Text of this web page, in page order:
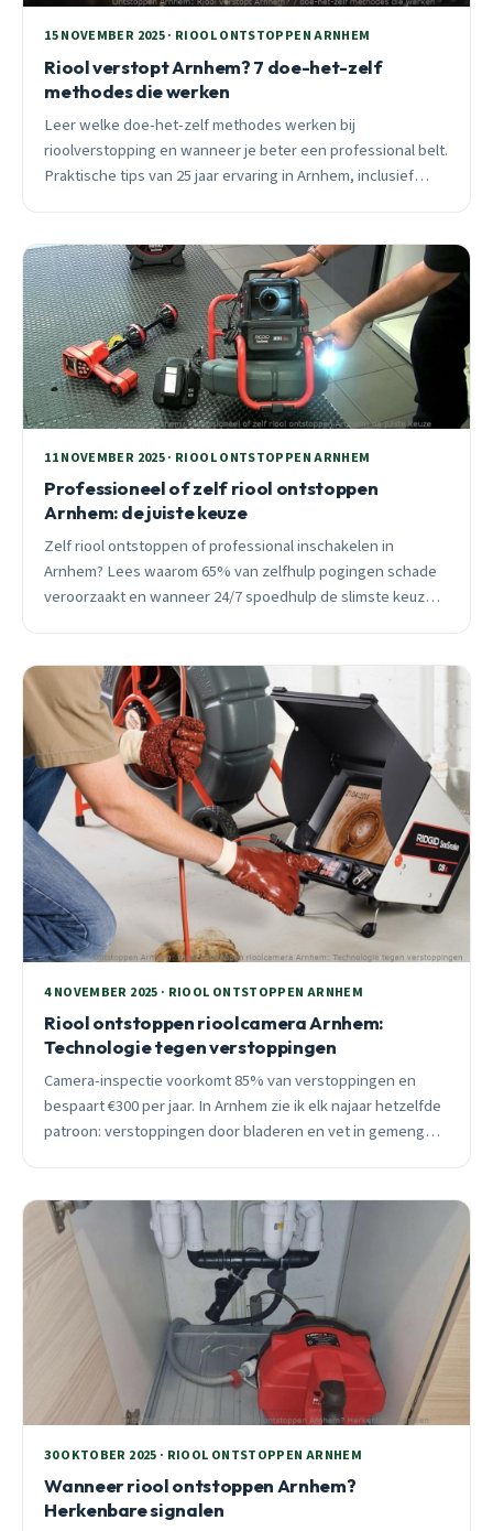
15 NOVEMBER 2025 · RIOOL ONTSTOPPEN ARNHEM
Riool verstopt Arnhem? 7 doe-het-zelf
methodes die werken
Leer welke doe-het-zelf methodes werken bij
rioolverstopping en wanneer je beter een professional belt.
Praktische tips van 25 jaar ervaring in Arnhem, inclusief
11 NOVEMBER 2025 · RIOOL ONTSTOPPEN ARNHEM
Professioneel of zelf riool ontstoppen
Arnhem: de juiste keuze
Zelf riool ontstoppen of professional inschakelen in
Arnhem? Lees waarom 65% van zelfhulp pogingen schade
veroorzaakt en wanneer 24/7 spoedhulp de slimste keuze
4 NOVEMBER 2025 · RIOOL ONTSTOPPEN ARNHEM
Riool ontstoppen rioolcamera Arnhem:
Technologie tegen verstoppingen
Camera-inspectie voorkomt 85% van verstoppingen en
bespaart €300 per jaar. In Arnhem zie ik elk najaar hetzelfde
patroon: verstoppingen door bladeren en vet in gemengde
30 OKTOBER 2025 · RIOOL ONTSTOPPEN ARNHEM
Wanneer riool ontstoppen Arnhem?
Herkenbare signalen